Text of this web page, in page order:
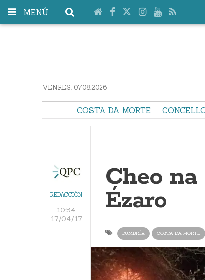
MENÚ
VENRES. 07.08.2026
COSTA DA MORTE
REDACCIÓN
10:54
17/04/17
Cheo
Ézaro
DUMBRÍA COSTA DA MORTE